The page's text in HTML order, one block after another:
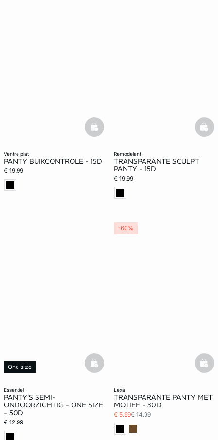
ventre plat
PANTY BUIKCONTROLE - 15D
€ 19.99
basketfull
remodelant
TRANSPARANTE SCULPT
PANTY - 15D
€ 19.99
essentiel
PANTY'S SEMI-
ONDOORZICHTIG - ONE SIZE
- 50D
€ 12.99
One size basketfull
lexa
TRANSPARANTE PANTY MET
MOTIEF - 30D
€ 5.99€ 14.99
-60%